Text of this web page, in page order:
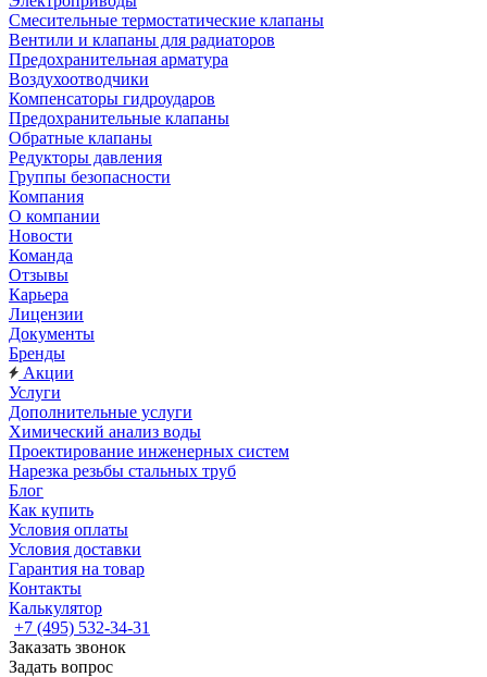
Смесительные термостатические клапаны
Вентили и клапаны для радиаторов
Предохранительная арматура
Воздухоотводчики
Компенсаторы гидроударов
Предохранительные клапаны
Обратные клапаны
Редукторы давления
Группы безопасности
Компания
О компании
Новости
Команда
Отзывы
Карьера
Лицензии
Документы
Бренды
Акции
Услуги
Дополнительные услуги
Химический анализ воды
Проектирование инженерных систем
Нарезка резьбы стальных труб
Блог
Как купить
Условия оплаты
Условия доставки
Гарантия на товар
Контакты
Калькулятор
+7 (495) 532‑34‑31
Заказать звонок
Задать вопрос